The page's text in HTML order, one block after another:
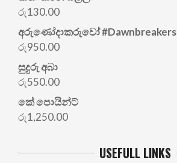
රු130.00
අරු‍ණෝදාකරුවෝ #Dawnbreakers
රු950.00
සුදුරු අබා
රු550.00
කේ පොයින්ට්
රු1,250.00
USEFULL LINKS